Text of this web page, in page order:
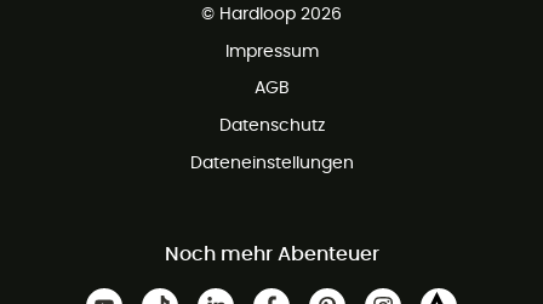
© Hardloop 2026
Impressum
AGB
Datenschutz
Dateneinstellungen
Noch mehr Abenteuer